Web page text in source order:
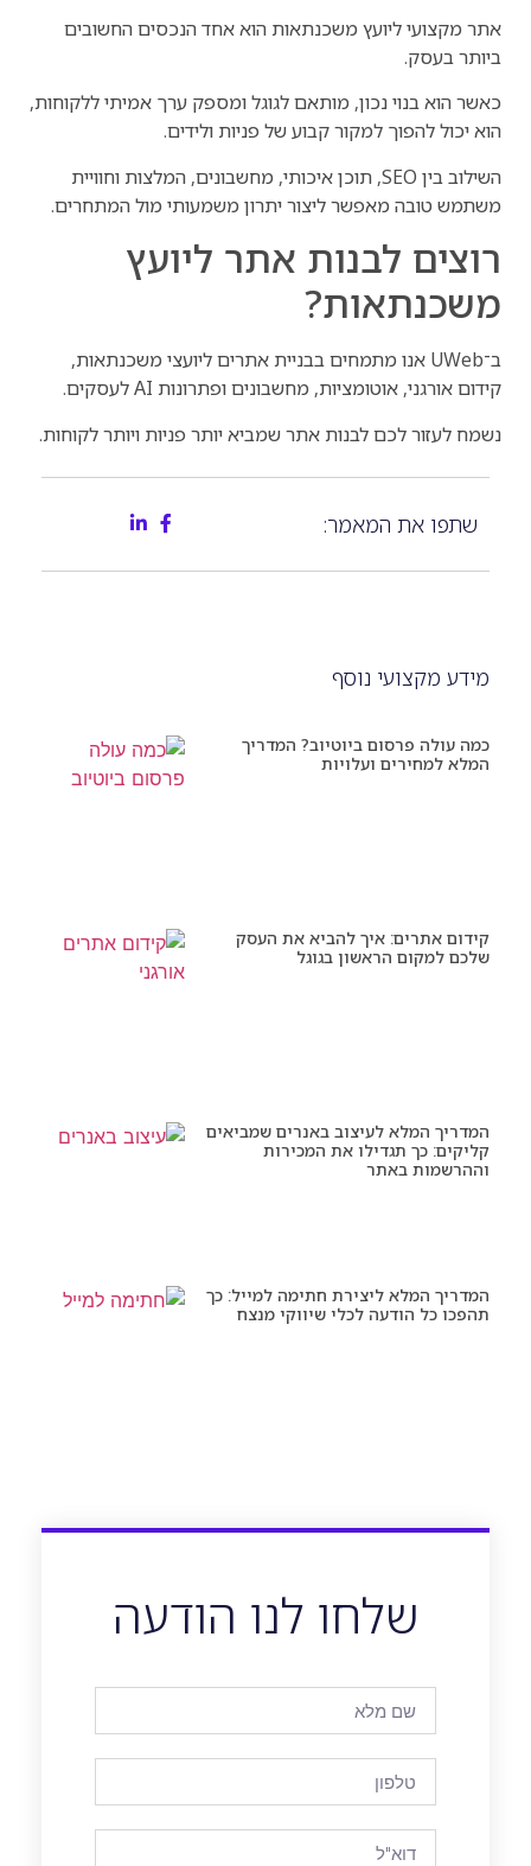
אתר מקצועי ליועץ משכנתאות הוא אחד הנכסים החשובים
ביותר בעסק.
כאשר הוא בנוי נכון, מותאם לגוגל ומספק ערך אמיתי ללקוחות,
הוא יכול להפוך למקור קבוע של פניות ולידים.
השילוב בין SEO, תוכן איכותי, מחשבונים, המלצות וחוויית
משתמש טובה מאפשר ליצור יתרון משמעותי מול המתחרים.
רוצים לבנות אתר ליועץ
משכנתאות?
ב־UWeb אנו מתמחים בבניית אתרים ליועצי משכנתאות,
קידום אורגני, אוטומציות, מחשבונים ופתרונות AI לעסקים.
נשמח לעזור לכם לבנות אתר שמביא יותר פניות ויותר לקוחות.
שתפו את המאמר:
מידע מקצועי נוסף
כמה עולה פרסום ביוטיוב? המדריך
המלא למחירים ועלויות
קידום אתרים: איך להביא את העסק
שלכם למקום הראשון בגוגל
המדריך המלא לעיצוב באנרים שמביאים
קליקים: כך תגדילו את המכירות
וההרשמות באתר
המדריך המלא ליצירת חתימה למייל: כך
תהפכו כל הודעה לכלי שיווקי מנצח
שלחו לנו הודעה